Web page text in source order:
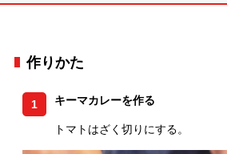
作りかた
1 キーマカレーを作る
トマトはざく切りにする。